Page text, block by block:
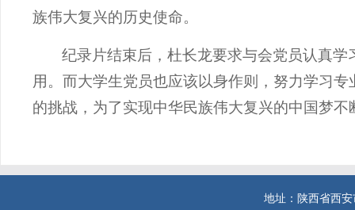
族伟大复兴的历史使命。
纪录片结束后，杜长龙要求与会党员认真学
用。而大学生党员也应该以身作则，努力学习
的挑战，为了实现中华民族伟大复兴的中国梦不
地址：陕西省西